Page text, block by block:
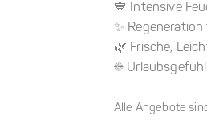
💙 Intensive
✨
🌿 Frische,
☀️
Alle Angebote